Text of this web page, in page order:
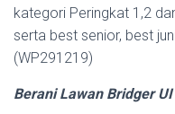
kategori Peringkat 1,2
serta best senior, best
(WP291219)
Berani Lawan Bridger UI